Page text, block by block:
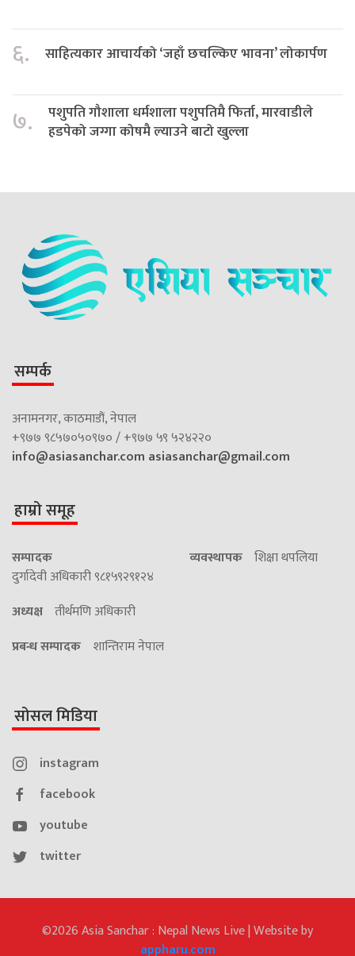
६. साहित्यकार आचार्यको ‘जहाँ छचल्किए भावना’ लोकार्पण
७.
पशुपति गौशाला धर्मशाला पशुपतिमै फिर्ता, मारवाडीले
हडपेको जग्गा कोषमै ल्याउने बाटो खुल्ला
सम्पर्क
अनामनगर, काठमाडौं, नेपाल
+९७७ ९८५७०५०९७० / +९७७ ५९ ५२४२२०
info@asiasanchar.com asiasanchar@gmail.com
हाम्रो समूह
सम्पादक
दुर्गादेवी अधिकारी ९८१५९२९१२४
व्यवस्थापक शिक्षा थपलिया
अध्यक्ष तीर्थमणि अधिकारी
प्रबन्ध सम्पादक शान्तिराम नेपाल
सोसल मिडिया
instagram
facebook
youtube
twitter
©2026 Asia Sanchar : Nepal News Live | Website by
appharu.com